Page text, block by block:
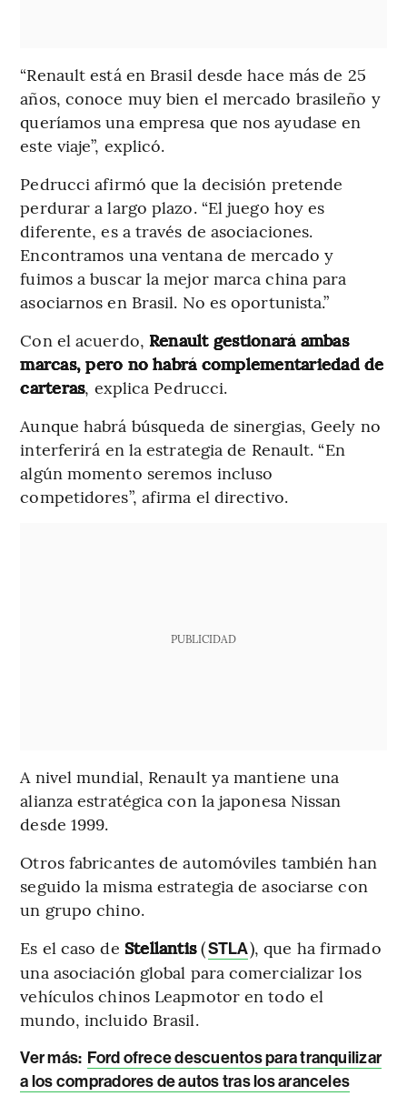
“Renault está en Brasil desde hace más de 25
años, conoce muy bien el mercado brasileño y
queríamos una empresa que nos ayudase en
este viaje”, explicó.
Pedrucci afirmó que la decisión pretende
perdurar a largo plazo. “El juego hoy es
diferente, es a través de asociaciones.
Encontramos una ventana de mercado y
fuimos a buscar la mejor marca china para
asociarnos en Brasil. No es oportunista.”
Con el acuerdo, Renault gestionará ambas
marcas, pero no habrá complementariedad de
carteras, explica Pedrucci.
Aunque habrá búsqueda de sinergias, Geely no
interferirá en la estrategia de Renault. “En
algún momento seremos incluso
competidores”, afirma el directivo.
PUBLICIDAD
A nivel mundial, Renault ya mantiene una
alianza estratégica con la japonesa Nissan
desde 1999.
Otros fabricantes de automóviles también han
seguido la misma estrategia de asociarse con
un grupo chino.
Es el caso de Stellantis(STLA), que ha firmado
una asociación global para comercializar los
vehículos chinos Leapmotor en todo el
mundo, incluido Brasil.
Ver más: Ford ofrece descuentos para tranquilizar
a los compradores de autos tras los aranceles